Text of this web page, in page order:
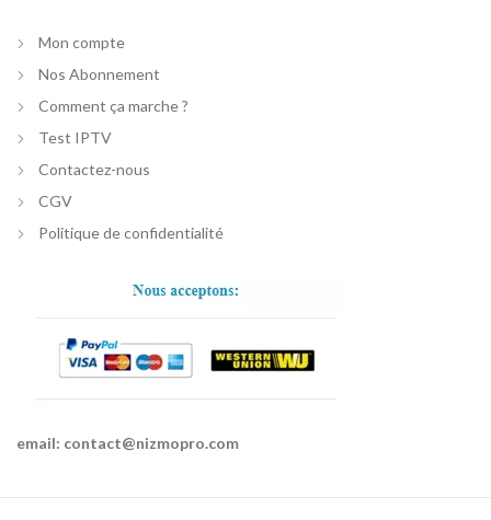
Mon compte
Nos Abonnement
Comment ça marche ?
Test IPTV
Contactez-nous
CGV
Politique de confidentialité
email: contact@nizmopro.com